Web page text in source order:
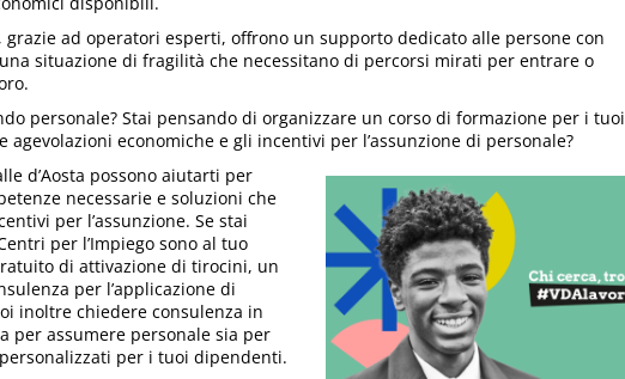
grazie ad operatori esperti, offrono un supporto dedicato alle persone con
situazione di fragilità che necessitano di percorsi mirati per entrare o
personale? Stai pensando di organizzare un corso di formazione per i tuoi
agevolazioni economiche e gli incentivi per l’assunzione di personale?
d’Aosta possono aiutarti per
necessarie e soluzioni che
per l’assunzione. Se stai
per l’Impiego sono al tuo
di attivazione di tirocini, un
per l’applicazione di
inoltre chiedere consulenza in
per assumere personale sia per
per i tuoi dipendenti.